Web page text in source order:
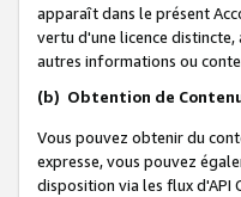
apparaît dans le présent
vertu d'une licence
autres informations ou
(b) Obtention de
Vous pouvez obtenir du
expresse, vous pouvez
disposition via les flux d'API